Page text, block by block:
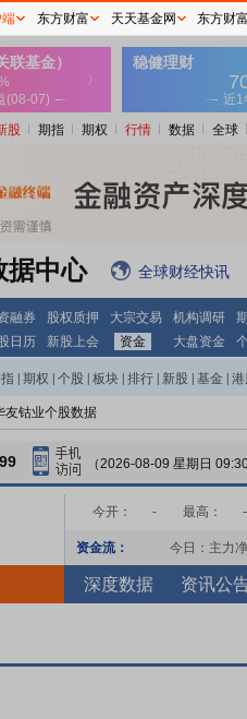
股 期指 期权 行情 数据 全球
据中心 全球财经快讯
融券 股权质押 大宗交易 机构调研
日历 新股上会 资金 大盘资金
期权 个股 板块 排行 新股 基金 港
友钴业个股数据
（2026-08-09 星期日
今开： - 最高： -
资金流： 今日：主力
深度数据 资讯公
东方财富 天天基金网 东方财